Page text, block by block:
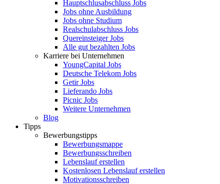
Hauptschlusabschluss Jobs
Jobs ohne Ausbildung
Jobs ohne Studium
Realschulabschluss Jobs
Quereinsteiger Jobs
Alle gut bezahlten Jobs
Karriere bei Unternehmen
YoungCapital Jobs
Deutsche Telekom Jobs
Getir Jobs
Lieferando Jobs
Picnic Jobs
Weitere Unternehmen
Blog
Tipps
Bewerbungstipps
Bewerbungsmappe
Bewerbungsschreiben
Lebenslauf erstellen
Kostenlosen Lebenslauf erstellen
Motivationsschreiben